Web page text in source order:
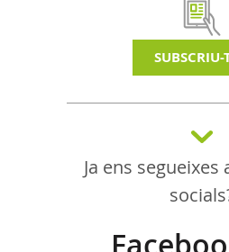
SUBSCRIU-
Ja ens segueixes